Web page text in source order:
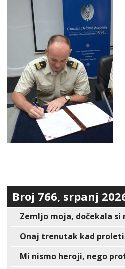
Broj 766, srpanj
Zemljo moja, dočekala si
Onaj trenutak kad
Mi nismo heroji, nego